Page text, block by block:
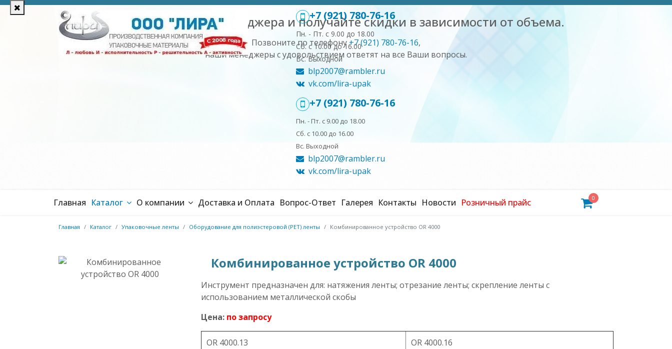
Уточняйте цены у менеджера и получайте скидки в зависимости от объема.
Позвоните по телефону+7 (921) 780-76-16,
наши менеджеры с удовольствием ответят на все Ваши вопросы.
+7 (921) 780-76-16
Пн. - Пт. с 9.00 до 18.00
Сб. с 10.00 до 16.00
Вс. Выходной
blp2007@rambler.ru
vk.com/lira-upak
+7 (921) 780-76-16
Пн. - Пт. с 9.00 до 18.00
Сб. с 10.00 до 16.00
Вс. Выходной
blp2007@rambler.ru
vk.com/lira-upak
Главная Каталог О компании Доставка и Оплата Вопрос-Ответ Галерея Контакты Новости Розничный прайс 0
Главная Каталог Упаковочные ленты Оборудование для полиэстеровой (PET) ленты Комбинированное устройство OR 4000
Комбинированное устройство OR 4000
Инструмент предназначен для: натяжения ленты; отрезание ленты; скрепление ленты с
использованием металлической скобы
Цена: по запросу
OR 4000.13
OR 4000.16